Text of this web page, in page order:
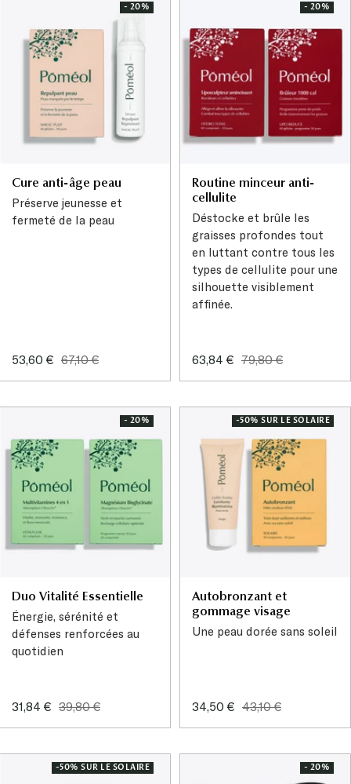
- 20%
Cure anti-âge peau
Préserve jeunesse et
fermeté de la peau
Prix
53,60 € Prix
67,10 €
- 20%
Routine minceur anti-
cellulite
Déstocke et brûle les
graisses profondes tout
en luttant contre tous les
types de cellulite pour une
silhouette visiblement
affinée.
Prix
63,84 € Prix
79,80 €
- 20%
Duo Vitalité Essentielle
Énergie, sérénité et
défenses renforcées au
quotidien
Prix
31,84 € Prix
39,80 €
-50% SUR LE SOLAIRE
Autobronzant et
gommage visage
Une peau dorée sans soleil
Prix
34,50 € Prix
43,10 €
-50% SUR LE SOLAIRE - 20%